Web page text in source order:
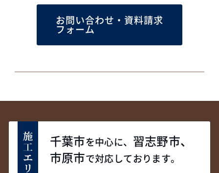
お問い合わせ・資料請求
フォーム
千葉市を中心に、 習志野市、
市原市で対応しております。